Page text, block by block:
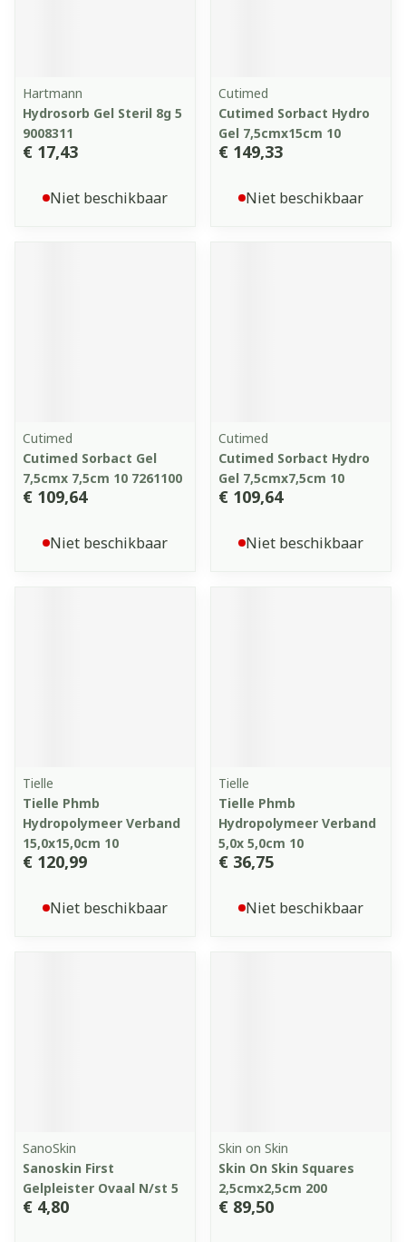
Hartmann
Hydrosorb Gel Steril 8g 5
9008311
€ 17,43
Niet beschikbaar
Cutimed
Cutimed Sorbact Hydro
Gel 7,5cmx15cm 10
€ 149,33
Niet beschikbaar
Cutimed
Cutimed Sorbact Gel
7,5cmx 7,5cm 10 7261100
€ 109,64
Niet beschikbaar
Cutimed
Cutimed Sorbact Hydro
Gel 7,5cmx7,5cm 10
€ 109,64
Niet beschikbaar
Tielle
Tielle Phmb
Hydropolymeer Verband
15,0x15,0cm 10
€ 120,99
Niet beschikbaar
Tielle
Tielle Phmb
Hydropolymeer Verband
5,0x 5,0cm 10
€ 36,75
Niet beschikbaar
SanoSkin
Sanoskin First
Gelpleister Ovaal N/st 5
€ 4,80
Skin on Skin
Skin On Skin Squares
2,5cmx2,5cm 200
€ 89,50